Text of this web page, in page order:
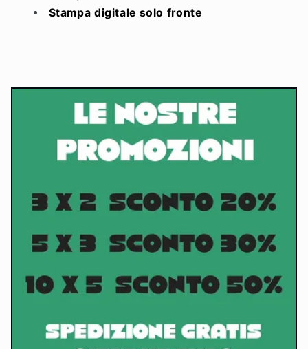
Stampa digitale solo fronte